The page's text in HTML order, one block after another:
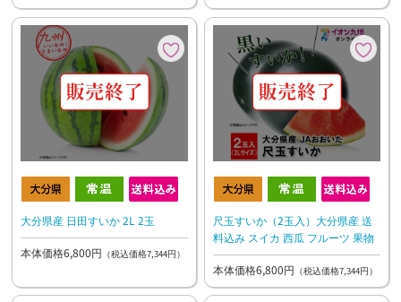
大分県産 日田すいか 2L 2玉
本体価格6,800円 （税込価格7,344円）
尺玉すいか（2玉入）大分県産 送
料込み スイカ 西瓜 フルーツ 果物
本体価格6,800円 （税込価格7,344円）